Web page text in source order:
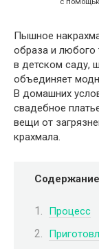
Пышное
образа и любого
в детском саду,
объединяет
В домашних
свадебное
вещи от
крахмала.
Содержание
Процесс